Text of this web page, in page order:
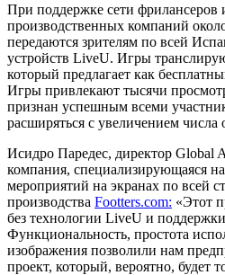
При поддержке сети фрилансеров
производственных компаний
передаются зрителям по всей
устройств LiveU. Игры
который предлагает как
Игры привлекают тысячи
признан успешным всеми
расширяться с увеличением
Исидро Паредес, директор Global
компания, специализирующаяся
мероприятий на экранах по всей
производства Footters.com: «Этот
без технологии LiveU и
Функциональность, простота
изображения позволили нам
проект, который, вероятно, будет